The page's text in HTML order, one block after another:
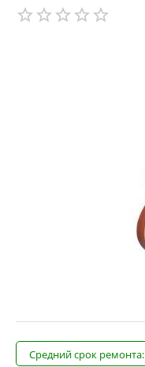
Средний срок ремонта: